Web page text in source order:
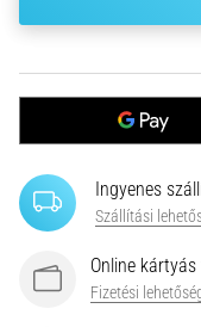
a
leghatékonyabb
kezelések
tapasztalsz
futás
közben
vagy
után?
Ingyenes
Szállítási
Online
Fizetési